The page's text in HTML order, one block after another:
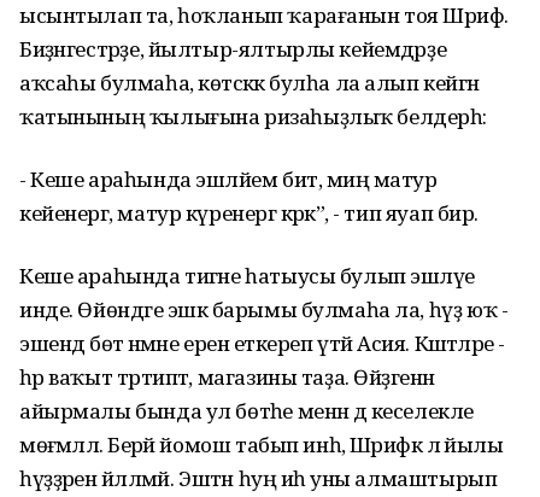
ысынтылап та, һоҡланып ҡарағанын тоя Шәриф.
Биҙәнгестәрҙе, йылтыр-ялтырлы кейемдәрҙе
аҡсаһы булмаһа, көтәсәккә булһа ла алып кейгән
ҡатынының ҡылығына ризаһыҙлыҡ белдерһә:
- Кеше араһында эшләйем бит, миңә матур
кейенергә, матур күренергә кәрәк”, - тип яуап бирә.
Кеше араһында тигәне һатыусы булып эшләүе
инде. Өйөндәге эшкә барымы булмаһа ла, һүҙ юҡ -
эшендә бөтә нәмәне еренә еткереп үтәй Асия. Кәштәләре -
һәр ваҡыт тәртиптә, магазины таҙа. Өйҙәгенән
айырмалы бында ул бөтәһе менән дә кеселекле
мөғәмәләлә. Берәй йомош табып инһә, Шәрифкә лә йылы
һүҙҙәрен йәлләмәй. Эштән һуң иһә уны алмаштырып